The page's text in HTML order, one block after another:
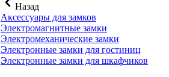
Назад
Аксессуары для замков
Электромагнитные замки
Электромеханические замки
Электронные замки для гостиниц
Электронные замки для шкафчиков